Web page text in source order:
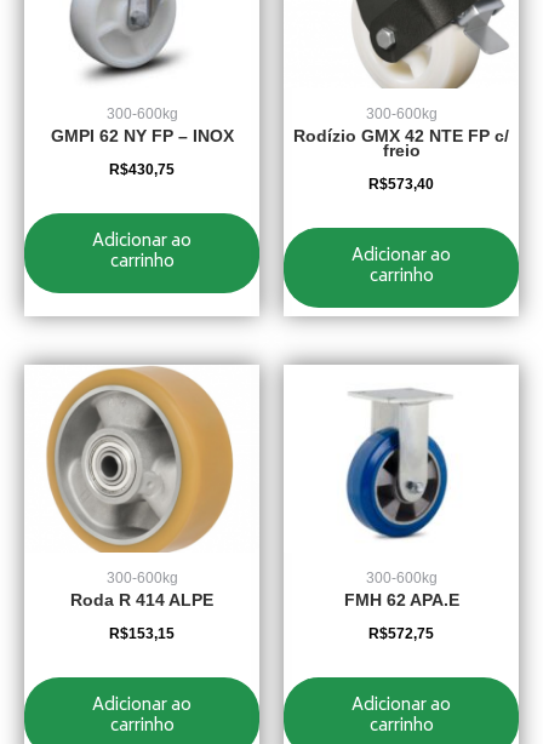
300-600kg
GMPI 62 NY FP – INOX
R$430,75
Adicionar ao
carrinho
300-600kg
Rodízio GMX 42 NTE FP c/
freio
R$573,40
Adicionar ao
carrinho
300-600kg
Roda R 414 ALPE
R$153,15
Adicionar ao
carrinho
300-600kg
FMH 62 APA.E
R$572,75
Adicionar ao
carrinho